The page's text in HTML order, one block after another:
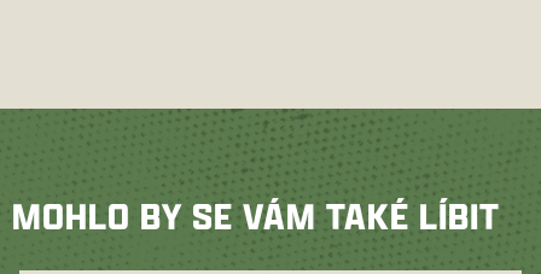
MOHLO BY SE VÁM TAKÉ LÍBIT